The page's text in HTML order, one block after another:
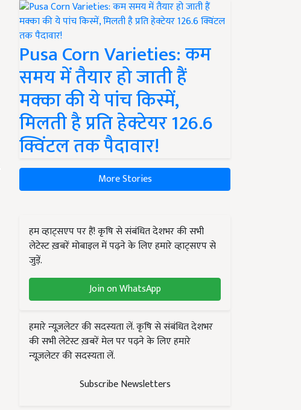
Pusa Corn Varieties: कम
समय में तैयार हो जाती हैं
मक्का की ये पांच किस्में,
मिलती है प्रति हेक्टेयर 126.6
क्विंटल तक पैदावार!
More Stories
हम व्हाट्सएप पर हैं! कृषि से संबंधित देशभर की सभी
लेटेस्ट ख़बरें मोबाइल में पढ़ने के लिए हमारे व्हाट्सएप से
जुड़ें.
Join on WhatsApp
हमारे न्यूज़लेटर की सदस्यता लें. कृषि से संबंधित देशभर
की सभी लेटेस्ट ख़बरें मेल पर पढ़ने के लिए हमारे
न्यूज़लेटर की सदस्यता लें.
Subscribe Newsletters